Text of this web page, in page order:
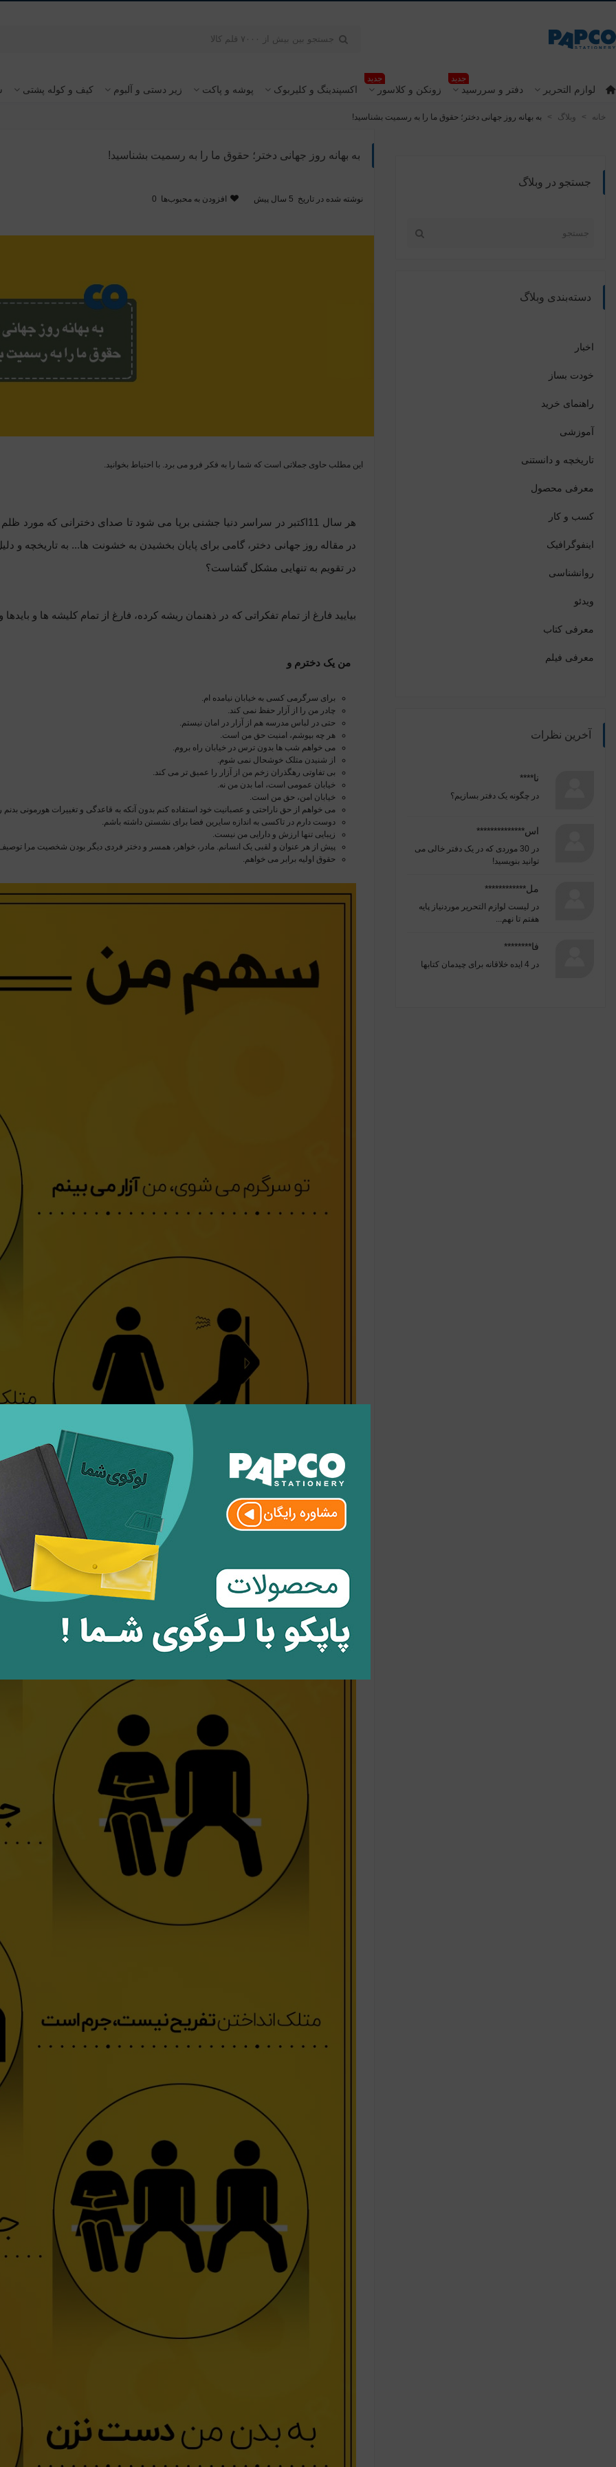
لوازم التحریر دفتر و سررسید
جدید
زونکن و کلاسور
جدید
اکسپندینگ و کلیربوک پوشه و پاکت زیر دستی و آلبوم کیف و کوله پشتی
خانه > وبلاگ > به بهانه روز جهانی دختر؛ حقوق ما را به رسمیت بشناسید!
جستجو در وبلاگ
دسته‌بندی وبلاگ
اخبار
خودت بساز
راهنمای خرید
آموزشی
تاریخچه و دانستنی
معرفی محصول
کسب و کار
اینفوگرافیک
روانشناسی
ویدئو
معرفی کتاب
معرفی فیلم
آخرین نظرات
نا****
در چگونه یک دفتر بسازیم؟
اس**************
در
30 موردی که در یک دفتر خالی می
توانید بنویسید!
مل************
در لیست لوازم التحریر موردنیاز پایه
هفتم تا نهم...
فا********
در 4 ایده خلاقانه برای چیدمان کتابها
به بهانه روز جهانی دختر؛ حقوق ما را به رسمیت بشناسید!
نوشته شده در تاریخ 5 سال پیش افزودن به محبوب‌ها 0
این مطلب حاوی جملاتی است که شما را به فکر فرو می برد. با احتیاط بخوانید.
هر سال 11اکتبر در سراسر دنیا جشنی برپا می شود تا صدای دخترانی که
در مقاله روز جهانی دختر، گامی برای پایان بخشیدن به خشونت ها... به تاریخچه و
در تقویم به تنهایی مشکل گشاست؟
بیایید فارغ از تمام تفکراتی که در ذهنمان ریشه کرده، فارغ از تمام کلیشه ها و
من یک دخترم و
برای سرگرمی کسی به خیابان نیامده ام.
چادر من را از آزار حفظ نمی کند.
حتی در لباس مدرسه هم از آزار در امان نیستم.
هر چه بپوشم، امنیت حق من است.
می خواهم شب ها بدون ترس در خیابان راه بروم.
از شنیدن متلک خوشحال نمی شوم.
بی تفاوتی رهگذران زخم من از آزار را عمیق تر می کند.
خیابان عمومی است، اما بدن من نه.
خیابان امن، حق من است.
می خواهم از حق ناراحتی و عصبانیت خود استفاده کنم بدون آنکه به قاعدگی و تغییرات هورمونی بدنم
دوست دارم در تاکسی به اندازه سایرین فضا برای نشستن داشته باشم.
زیبایی تنها ارزش و دارایی من نیست.
پیش از هر عنوان و لقبی یک انسانم. مادر، خواهر، همسر و دختر فردی دیگر بودن شخصیت مرا
حقوق اولیه برابر می خواهم.